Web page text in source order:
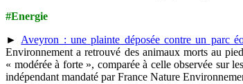
#Energie
► Aveyron : une plainte déposée contre un parc
Environnement a retrouvé des animaux morts au
« modérée à forte », comparée à celle observée sur
indépendant mandaté par France Nature